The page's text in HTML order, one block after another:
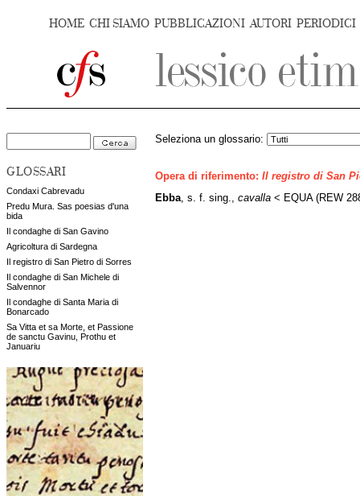
HOME CHI SIAMO PUBBLICAZIONI AUTORI PERIODICI
GLOSSARI
Condaxi Cabrevadu
Predu Mura. Sas poesias d'una
bida
Il condaghe di San Gavino
Agricoltura di Sardegna
Il registro di San Pietro di Sorres
Il condaghe di San Michele di
Salvennor
Il condaghe di Santa Maria di
Bonarcado
Sa Vitta et sa Morte, et Passione
de sanctu Gavinu, Prothu et
Januariu
Seleziona un glossario:
Opera di riferimento: Il registro di San
Ebba , s. f. sing., cavalla < EQUA (REW